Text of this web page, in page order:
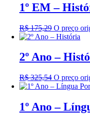
1º EM –
R$175,29 O preço
2º Ano –
R$325,54 O preço
1º Ano –